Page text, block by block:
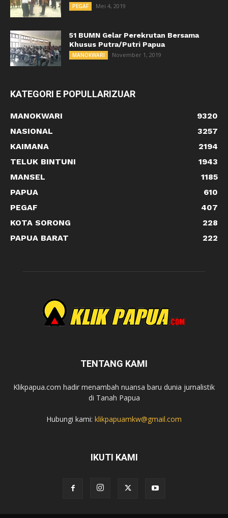
PEGAF Mei 4, 2019
51 BUMN Gelar Perekrutan Bersama
Khusus Putra/Putri Papua
MANOKWARI November 1, 2019
KATEGORI E POPULLARIZUAR
MANOKWARI
9320
NASIONAL
3257
KAIMANA
2194
TELUK BINTUNI
1943
MANSEL
1185
PAPUA
610
PEGAF
407
KOTA SORONG
228
PAPUA BARAT
222
TENTANG KAMI
Klikpapua.com hadir menambah nuansa baru dunia jurnalistik
di Tanah Papua
Hubungi kami: klikpapuamkw@gmail.com
IKUTI KAMI